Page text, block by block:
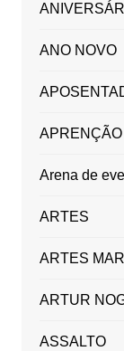
ANO NOVO
Arena de
ARTES
ARTES
ARTUR
ASSALTO